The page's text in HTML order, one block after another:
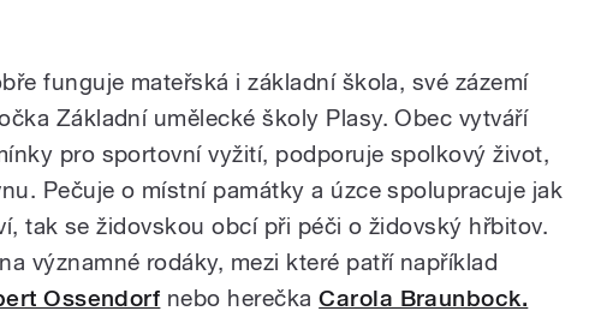
funguje mateřská i základní škola, své zázemí
Základní umělecké školy Plasy. Obec vytváří
pro sportovní vyžití, podporuje spolkový život,
Pečuje o místní památky a úzce spolupracuje jak
tak se židovskou obcí při péči o židovský hřbitov.
významné rodáky, mezi které patří například
Ossendorf nebo herečkaCarola Braunbock.